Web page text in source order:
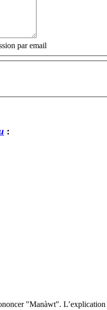
par email
:
"Manàwt".